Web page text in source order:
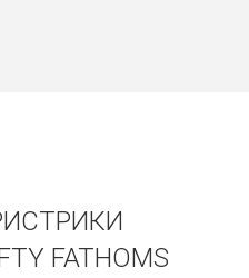
FATHOMS